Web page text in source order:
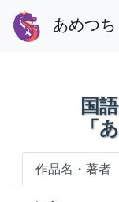
あめつち
国
「
作品名・著者